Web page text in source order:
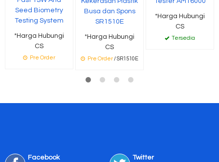
Seed Biometry
Testing System
*Harga Hubungi
CS
Pre Order
Busa dan Spons
SR1510E
*Harga Hubungi
CS
Pre Order / SR1510E
*Harga Hubungi
CS
Tersedia
Facebook Twitter